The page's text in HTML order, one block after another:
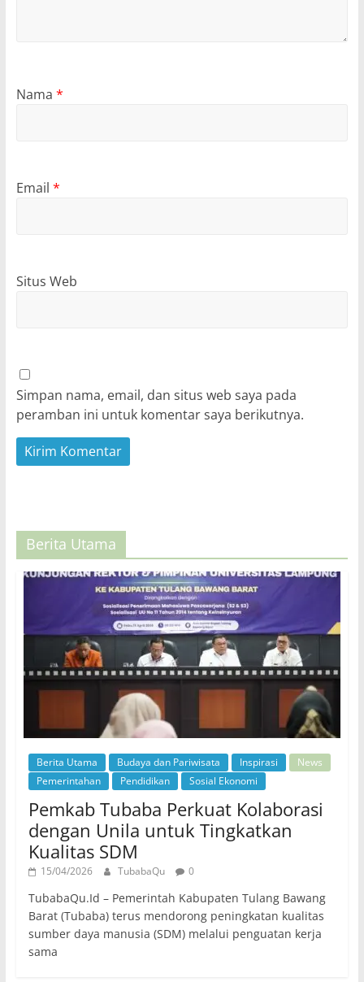
Nama *
Email *
Situs Web
Simpan nama, email, dan situs web saya pada
peramban ini untuk komentar saya berikutnya.
Berita Utama
Berita Utama Budaya dan Pariwisata Inspirasi
News
Pemerintahan
Pendidikan Sosial Ekonomi
Pemkab Tubaba Perkuat Kolaborasi
dengan Unila untuk Tingkatkan
Kualitas SDM
15/04/2026 TubabaQu 0
TubabaQu.Id – Pemerintah Kabupaten Tulang Bawang
Barat (Tubaba) terus mendorong peningkatan kualitas
sumber daya manusia (SDM) melalui penguatan kerja
sama